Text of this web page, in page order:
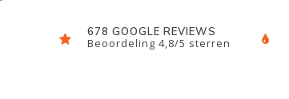
678 GOOGLE REVIEWS
Beoordeling 4,8/5 sterren